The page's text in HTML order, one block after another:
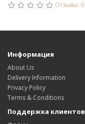
Отзывы: 0
Информация
About Us
Delivery Information
Privacy Policy
Terms & Conditions
Поддержка клиентов